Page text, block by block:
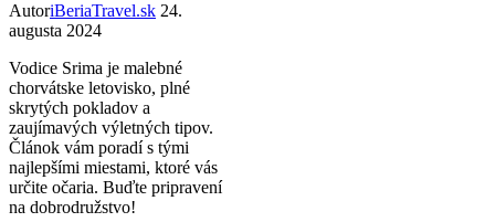
AutoriBeriaTravel.sk 24.
augusta 2024
Vodice Srima je malebné
chorvátske letovisko, plné
skrytých pokladov a
zaujímavých výletných tipov.
Článok vám poradí s tými
najlepšími miestami, ktoré vás
určite očaria. Buďte pripravení
na dobrodružstvo!